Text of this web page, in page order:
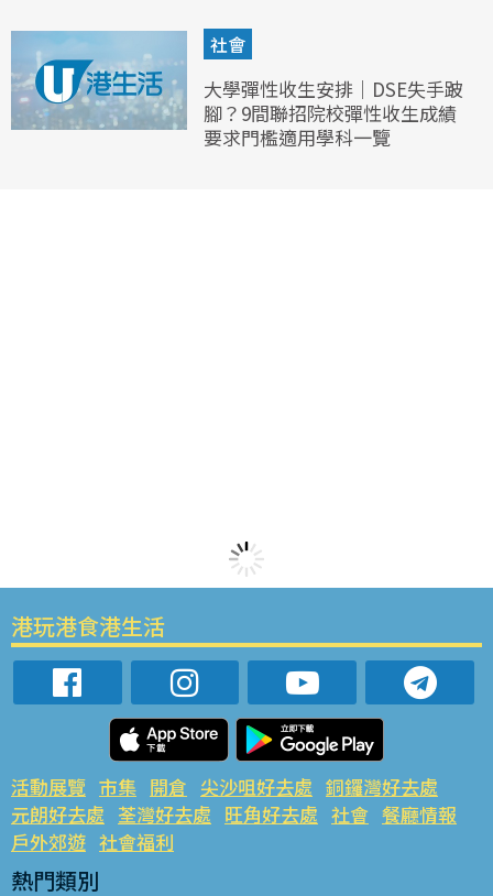
社會
大學彈性收生安排｜DSE失手跛
腳？9間聯招院校彈性收生成績
要求門檻適用學科一覽
港玩港食港生活
活動展覽 市集 開倉 尖沙咀好去處 銅鑼灣好去處
元朗好去處 荃灣好去處 旺角好去處 社會 餐廳情報
戶外郊遊 社會福利
熱門類別